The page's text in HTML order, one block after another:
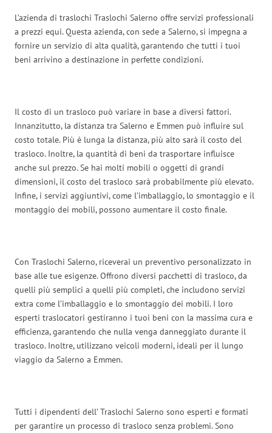
L’azienda di traslochi Traslochi Salerno offre servizi professionali
a prezzi equi. Questa azienda, con sede a Salerno, si impegna a
fornire un servizio di alta qualità, garantendo che tutti i tuoi
beni arrivino a destinazione in perfette condizioni.
Il costo di un trasloco può variare in base a diversi fattori.
Innanzitutto, la distanza tra Salerno e Emmen può influire sul
costo totale. Più è lunga la distanza, più alto sarà il costo del
trasloco. Inoltre, la quantità di beni da trasportare influisce
anche sul prezzo. Se hai molti mobili o oggetti di grandi
dimensioni, il costo del trasloco sarà probabilmente più elevato.
Infine, i servizi aggiuntivi, come l’imballaggio, lo smontaggio e il
montaggio dei mobili, possono aumentare il costo finale.
Con Traslochi Salerno, riceverai un preventivo personalizzato in
base alle tue esigenze. Offrono diversi pacchetti di trasloco, da
quelli più semplici a quelli più completi, che includono servizi
extra come l’imballaggio e lo smontaggio dei mobili. I loro
esperti traslocatori gestiranno i tuoi beni con la massima cura e
efficienza, garantendo che nulla venga danneggiato durante il
trasloco. Inoltre, utilizzano veicoli moderni, ideali per il lungo
viaggio da Salerno a Emmen.
Tutti i dipendenti dell’ Traslochi Salerno sono esperti e formati
per garantire un processo di trasloco senza problemi. Sono